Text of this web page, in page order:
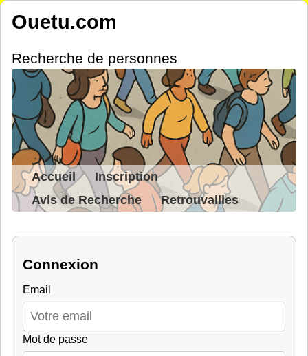
Ouetu.com
Recherche de personnes
Accueil
Inscription
Avis de Recherche
Retrouvailles
Connexion
Email
Mot de passe